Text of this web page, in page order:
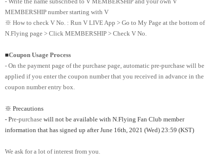
MEMBERSHIP number starting with V
※ How to check V No. : Run V LIVE App > Go to My Page at the bottom of
N.Flying page > Click MEMBERSHIP > Check V No.
■Coupon Usage Process
- On the payment page of the purchase page, automatic pre-purchase will be
applied if you enter the coupon number that you received in advance in the
coupon number entry box.
※ Precautions
- Pre-purchase will not be available with N.Flying Fan Club member
information that has signed up after June 16th, 2021 (Wed) 23:59 (KST)
We ask for a lot of interest from you.